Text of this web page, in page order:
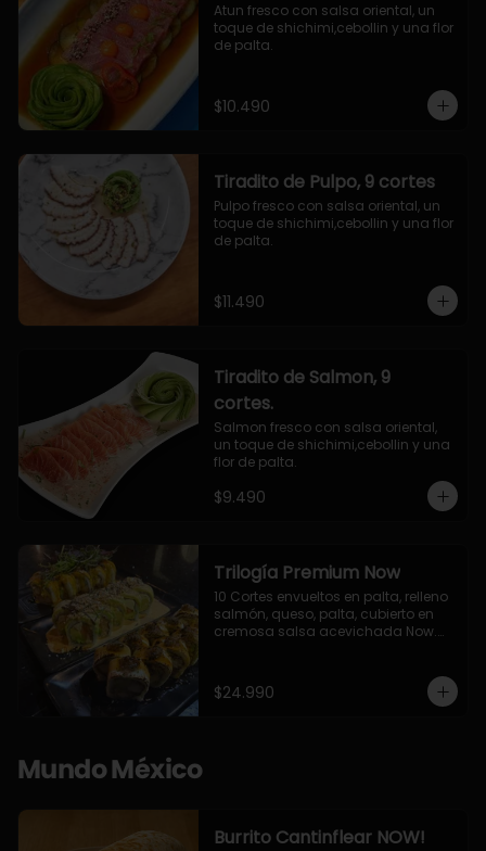
Atun fresco con salsa oriental, un
toque de shichimi,cebollin y una flor
de palta.
$10.490
Tiradito de Pulpo, 9 cortes
Pulpo fresco con salsa oriental, un
toque de shichimi,cebollin y una flor
de palta.
$11.490
Tiradito de Salmon, 9
cortes.
Salmon fresco con salsa oriental,
un toque de shichimi,cebollin y una
flor de palta.
$9.490
Trilogía Premium Now
10 Cortes envueltos en palta, relleno
salmón, queso, palta, cubierto en
cremosa salsa acevichada Now.
palta, cubierto con topping de
chimichurri de la casa flambeado.
$24.990
Mundo México
Burrito Cantinflear NOW!